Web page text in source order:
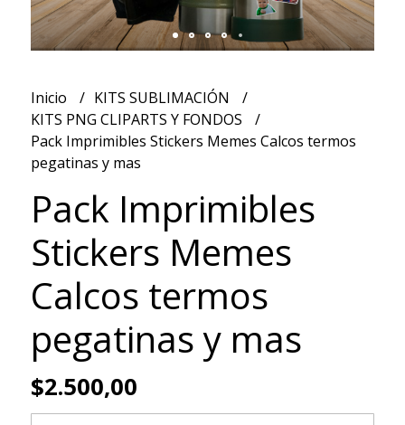
Inicio
KITS SUBLIMACIÓN
KITS PNG CLIPARTS Y FONDOS
Pack Imprimibles Stickers Memes Calcos termos
pegatinas y mas
Pack Imprimibles
Stickers Memes
Calcos termos
pegatinas y mas
$2.500,00